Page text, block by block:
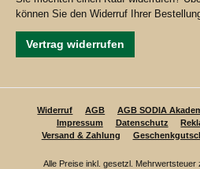
können Sie den Widerruf Ihrer
Vertrag widerrufen
Widerruf AGB AGB SODIA
Impressum
Datenschutz
Versand & Zahlung
Alle Preise inkl. gesetzl. Mehrwertsteuer